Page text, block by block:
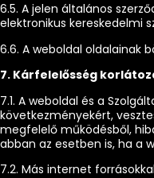
6.5. A jelen általános
elektronikus kereskedelmi
6.6. A weboldal oldalainak
7. Kárfelelősség
7.1. A weboldal és a
következményekért,
megfelelő működésből,
abban az esetben is, ha a
7.2. Más internet